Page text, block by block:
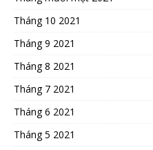
Tháng 10 2021
Tháng 9 2021
Tháng 8 2021
Tháng 7 2021
Tháng 6 2021
Tháng 5 2021